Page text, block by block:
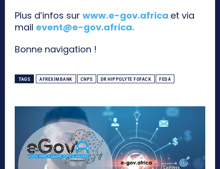
Plus d’infos sur www.e-gov.africa et via
mail event@e-gov.africa.
Bonne navigation !
TAGS AFREXIMBANK CNPS DR HIPPOLYTE FOFACK FEDA